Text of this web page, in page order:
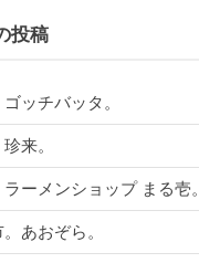
投稿
ッチバッタ。
来。
ーメンショップ まる壱。
あおぞら。